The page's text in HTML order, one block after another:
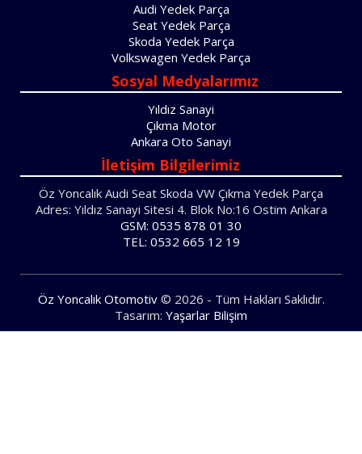
Audi Yedek Parça
Seat Yedek Parça
Skoda Yedek Parça
Volkswagen Yedek Parça
Sosyal Medyalarımız
Yıldız Sanayi
Çıkma Motor
Ankara Oto Sanayi
İletişim Bilgilerimiz
Öz Yoncalık Audi Seat Skoda VW Çıkma Yedek Parça
Adres: Yıldız Sanayi Sitesi 4. Blok No:16 Ostim Ankara
GSM: 0535 878 01 30
TEL: 0532 665 12 19
Öz Yoncalık Otomotiv© 2026 - Tüm Hakları Saklıdır.
Tasarım: Yaşarlar Bilişim